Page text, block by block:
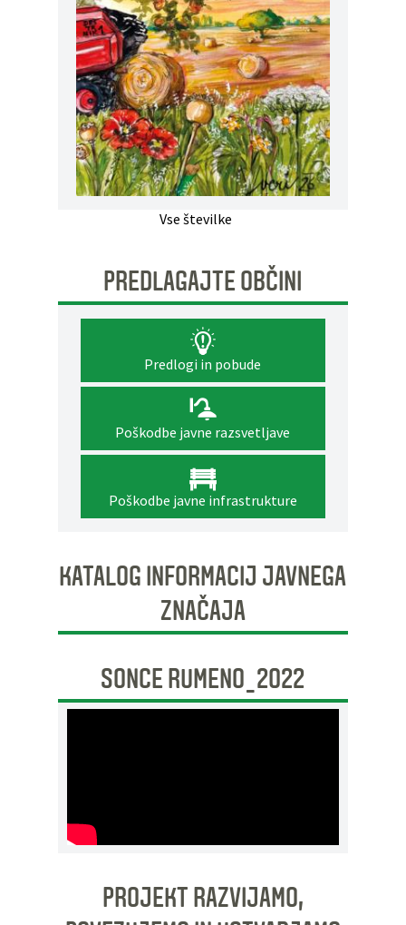
Vse številke
PREDLAGAJTE OBČINI
Predlogi in pobude
Poškodbe javne razsvetljave
Poškodbe javne infrastrukture
KATALOG INFORMACIJ JAVNEGA
ZNAČAJA
SONCE RUMENO_2022
PROJEKT RAZVIJAMO,